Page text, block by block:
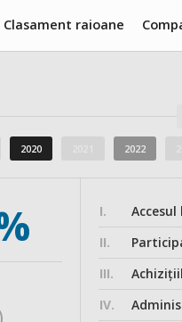
Clasament raioane
2020 2022
I.
II.
III.
IV.